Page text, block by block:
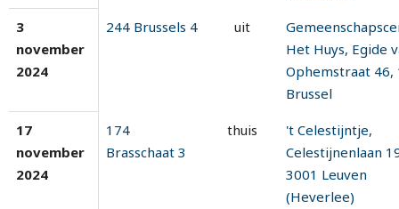
3
november
2024
244 Brussels 4 uit
Het Huys, Egide
Ophemstraat 46,
Brussel
17
november
2024
174
Brasschaat 3
thuis
't Celestijntje,
Celestijnenlaan
3001 Leuven
(Heverlee)